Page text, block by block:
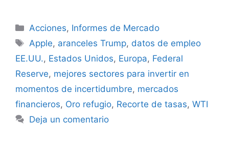
Categorías
Acciones, Informes de Mercado
Etiquetas
Apple, aranceles Trump, datos de empleo
EE.UU., Estados Unidos, Europa, Federal
Reserve, mejores sectores para invertir en
momentos de incertidumbre, mercados
financieros, Oro refugio, Recorte de tasas, WTI
Deja un comentario